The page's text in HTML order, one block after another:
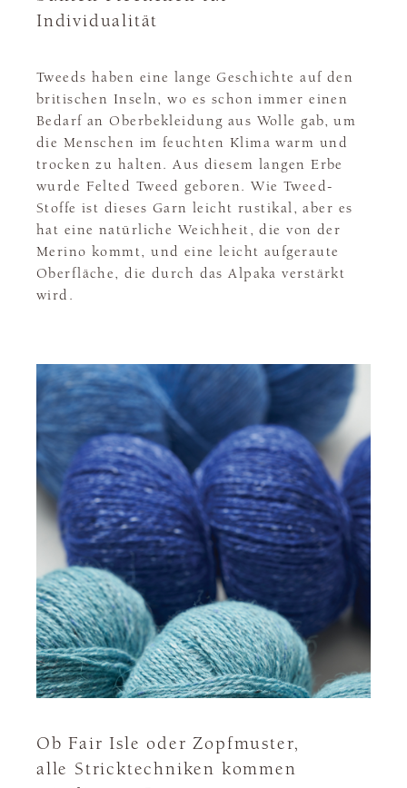
Individualität
Tweeds haben eine lange Geschichte auf den
britischen Inseln, wo es schon immer einen
Bedarf an Oberbekleidung aus Wolle gab, um
die Menschen im feuchten Klima warm und
trocken zu halten. Aus diesem langen Erbe
wurde Felted Tweed geboren. Wie Tweed-
Stoffe ist dieses Garn leicht rustikal, aber es
hat eine natürliche Weichheit, die von der
Merino kommt, und eine leicht aufgeraute
Oberfläche, die durch das Alpaka verstärkt
wird.
Ob Fair Isle oder Zopfmuster,
alle Stricktechniken kommen